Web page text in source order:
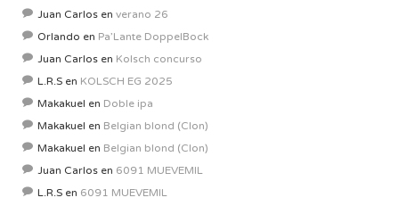
Juan Carlos en verano 26
Orlando en Pa’Lante DoppelBock
Juan Carlos en Kolsch concurso
L.R.S en KOLSCH EG 2025
Makakuel en Doble ipa
Makakuel en Belgian blond (Clon)
Makakuel en Belgian blond (Clon)
Juan Carlos en 6091 MUEVEMIL
L.R.S en 6091 MUEVEMIL